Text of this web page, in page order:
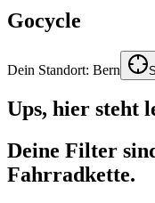
Gocycle
Dein Standort: Bern
Ups, hier steht
Deine Filter
Fahrradkette.